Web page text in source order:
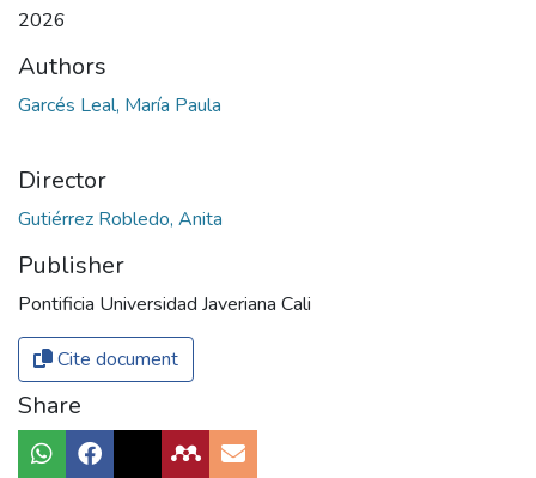
2026
Authors
Garcés Leal, María Paula
Director
Gutiérrez Robledo, Anita
Publisher
Pontificia Universidad Javeriana Cali
Cite document
Share